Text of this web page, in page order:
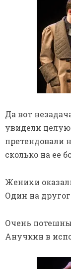
Да вот
увидели
претендовали
сколько на ее
Женихи
Один на
Очень
Анучкин в